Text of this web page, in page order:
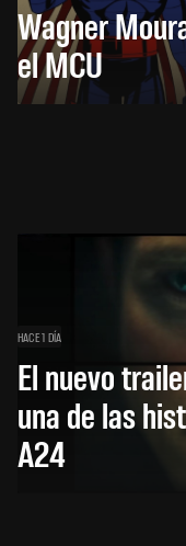
Wagner
el MCU
HACE 1 DÍA
El nuevo
una de las
A24